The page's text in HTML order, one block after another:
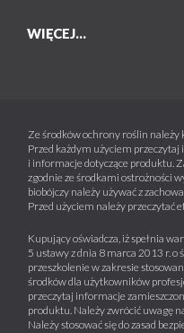
WIĘCEJ...
Ze środków ochrony roślin należy
Przed każdym użyciem
i informacje dotyczące produktu.
zgodnie ze środkami ostrożności
biobójczy należy używać z
Przed użyciem należy przeczytać
Kupujący oświadcza, iż spełnia
5 ustawy z dnia 8 marca 2013 r. o
przeszkolenie w zakresie
środków dla użytkowników
przeczytaj informacje
produktu. Należy zwrócić uwagę
Należy stosować się do zasad